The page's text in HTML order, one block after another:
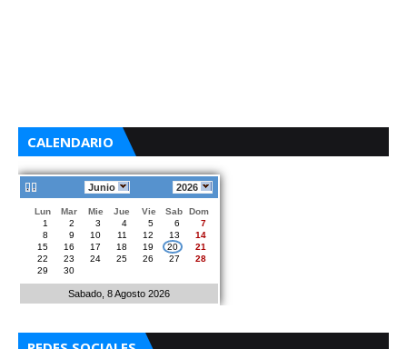
CALENDARIO
Junio 2026
Lun Mar Mie Jue Vie Sab
Dom
1
2 3 4 5 6
7
8
9 10 11 12 13
14
15
16 17 18 19 20
21
22
23 24 25 26 27
28
29
30
Sabado, 8 Agosto 2026